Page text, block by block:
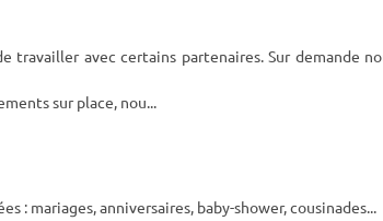
travailler avec certains partenaires. Sur demande
sur place, nou...
mariages, anniversaires, baby-shower, cousinades...